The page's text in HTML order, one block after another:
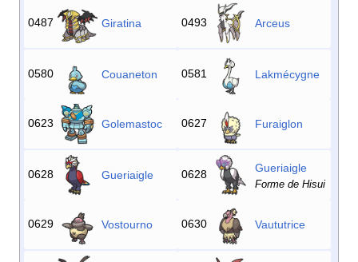
0487 Giratina 0493 Arceus
0580 Couaneton 0581 Lakmécygne
0623 Golemastoc 0627 Furaiglon
0628 Gueriaigle 0628 Gueriaigle
Forme de Hisui
0629 Vostourno 0630 Vaututrice